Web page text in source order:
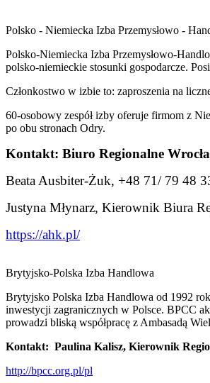
Polsko - Niemiecka Izba Przemysłowo -
Polsko-Niemiecka Izba Przemysłowo-
polsko-niemieckie stosunki gospodarcze.
Członkostwo w izbie to: zaproszenia na
60-osobowy zespół izby oferuje firmom z
po obu stronach Odry.
Kontakt: Biuro Regionalne
Beata Ausbiter-Żuk, +48 71/ 79 48
Justyna Młynarz, Kierownik Biura
https://ahk.pl/
Brytyjsko-Polska Izba Handlowa
Brytyjsko Polska Izba Handlowa od 1992
inwestycji zagranicznych w Polsce. BPCC
prowadzi bliską współpracę z Ambasadą
Kontakt: Paulina Kalisz, Kierownik
http://bpcc.org.pl/pl